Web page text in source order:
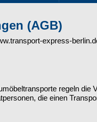
(AGB)
express-
regeln
die einen